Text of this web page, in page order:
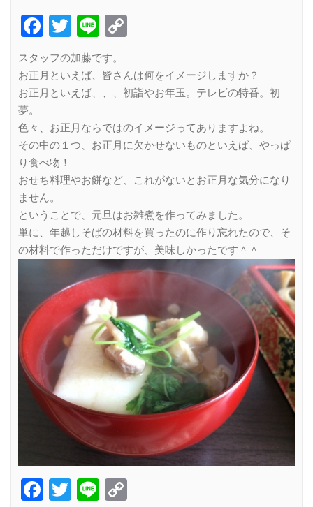
Facebook
Twitter
Line
スタッフの加藤です。
お正月といえば、皆さんは何をイメージしますか？
お正月といえば、、、初詣やお年玉。テレビの特番。初
夢。
色々、お正月ならではのイメージってありますよね。
その中の１つ、お正月に欠かせないものといえば、やっぱ
り食べ物！
おせち料理やお餅など、これがないとお正月な気分になり
ません。
ということで、元旦はお雑煮を作ってみました。
単に、年越しそばの材料を買ったのに作り忘れたので、そ
の材料で作っただけですが、美味しかったです＾＾
Facebook
Twitter
Line